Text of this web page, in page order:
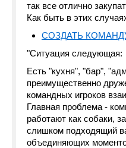
так все отлично
Как быть в этих
СОЗДАТЬ
"Ситуация следующая:
Есть "кухня", "бар",
преимущественно
командных игроков
Главная проблема -
работают как собаки,
слишком подходящий
объединяющих